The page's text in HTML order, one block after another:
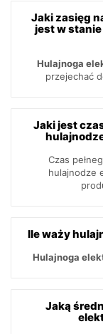
Jaki zasięg
jest w
Hulajnoga
przejechać
Jaki jest
Czas
hulajnodze
Ile waży
Hulajnoga
Jaką